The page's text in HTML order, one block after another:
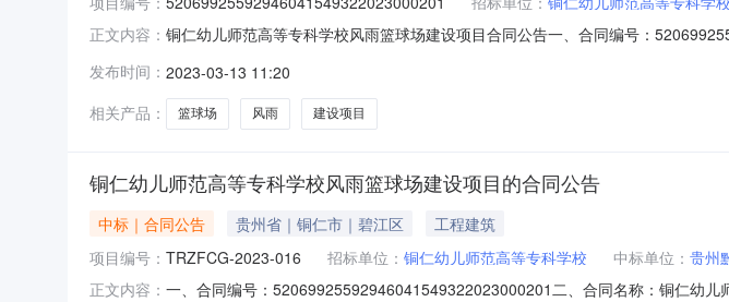
正文内容： 铜仁幼儿师范高等专科学校风雨篮球场建设项目合同公告一、合同编号：
州省铜仁市碧江区川硐教育园区联系方式:13595696498供应商（乙方）:贵州黔润
发布时间： 2023-03-13 11:20
相关产品：
篮球场 风雨 建设项目
铜仁幼儿师范高等专科学校风雨篮球场建设项目的合同公告
中标｜合同公告 贵州省｜铜仁市｜碧江区
工程建筑
项目编号： TRZFCG-2023-016 招标单位： 铜仁幼儿师范高等专科学校 中标单位： 贵州
正文内容： 一、合同编号：52069925592946041549322023000201二、合同名称：铜仁幼